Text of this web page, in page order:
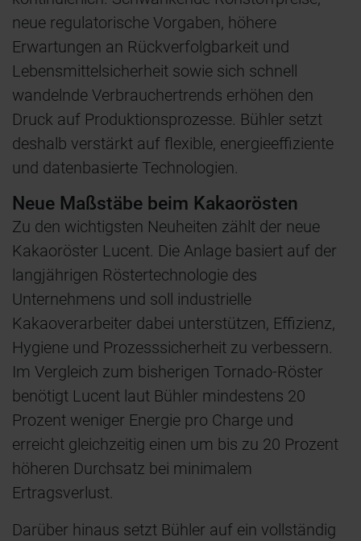
neue regulatorische Vorgaben, höhere
Erwartungen an Rückverfolgbarkeit und
Lebensmittelsicherheit sowie sich schnell
wandelnde Verbrauchertrends erhöhen den
Druck auf Produktionsprozesse. Bühler setzt
deshalb verstärkt auf flexible, energieeffiziente
und datenbasierte Technologien.
Neue Maßstäbe beim Kakaorösten
Zu den wichtigsten Neuheiten zählt der neue
Kakaoröster Lucent. Die Anlage basiert auf der
langjährigen Röstertechnologie des
Unternehmens und soll industrielle
Kakaoverarbeiter dabei unterstützen, Effizienz,
Hygiene und Prozesssicherheit zu verbessern.
Im Vergleich zum bisherigen Tornado-Röster
benötigt Lucent laut Bühler mindestens 20
Prozent weniger Energie pro Charge und
erreicht gleichzeitig einen um bis zu 20 Prozent
höheren Durchsatz bei minimalem
Ertragsverlust.
Darüber hinaus setzt Bühler auf ein vollständig